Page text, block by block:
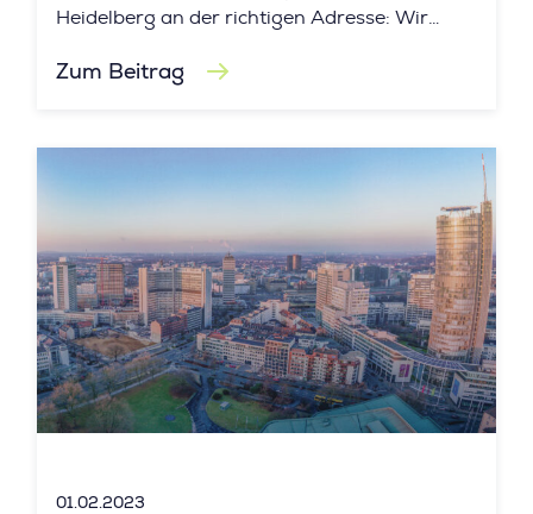
Heidelberg an der richtigen Adresse: Wir
Jobangebote und Kontakte zu interessanten
Zum Beitrag
01.02.2023